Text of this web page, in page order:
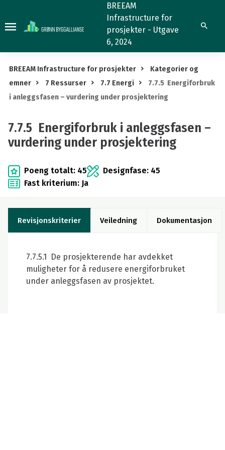
Energiforbruk
anleggsfasen
vurdering
under
BREEAM
Infrastructure for
prosjekter - Utgave
6, 2024
Søk
BREEAM Infrastructure for prosjekter
Kategorier og
emner
7 Ressurser 7.7 Energi
7.7.5 Energiforbruk
i anleggsfasen – vurdering under prosjektering
7.7.5 Energiforbruk i anleggsfasen –
vurdering under prosjektering
Poeng totalt: 45
Designfase: 45
Fast kriterium: Ja
Revisjonskriterier Veiledning Dokumentasjon
7.7.5.1 De prosjekterende har avdekket
muligheter for å redusere energiforbruket
under anleggsfasen av prosjektet.